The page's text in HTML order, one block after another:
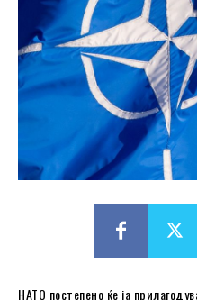
НАТО постепено ќе ја